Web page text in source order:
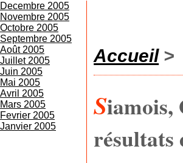
Decembre 2005
Novembre 2005
Octobre 2005
Septembre 2005
Août 2005
Juillet 2005
Juin 2005
Mai 2005
Avril 2005
Mars 2005
Fevrier 2005
Janvier 2005
Accueil>
Siamois,
résultats